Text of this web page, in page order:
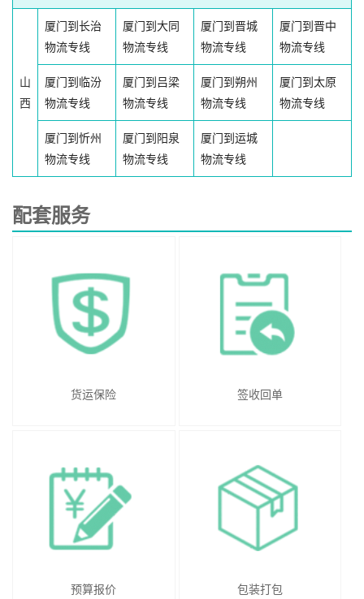
山
西
厦门到长治
物流专线
厦门到大同
物流专线
厦门到晋城
物流专线
厦门到晋中
物流专线
厦门到临汾
物流专线
厦门到吕梁
物流专线
厦门到朔州
物流专线
厦门到太原
物流专线
厦门到忻州
物流专线
厦门到阳泉
物流专线
厦门到运城
物流专线
配套服务
货运保险 签收回单
预算报价 包装打包